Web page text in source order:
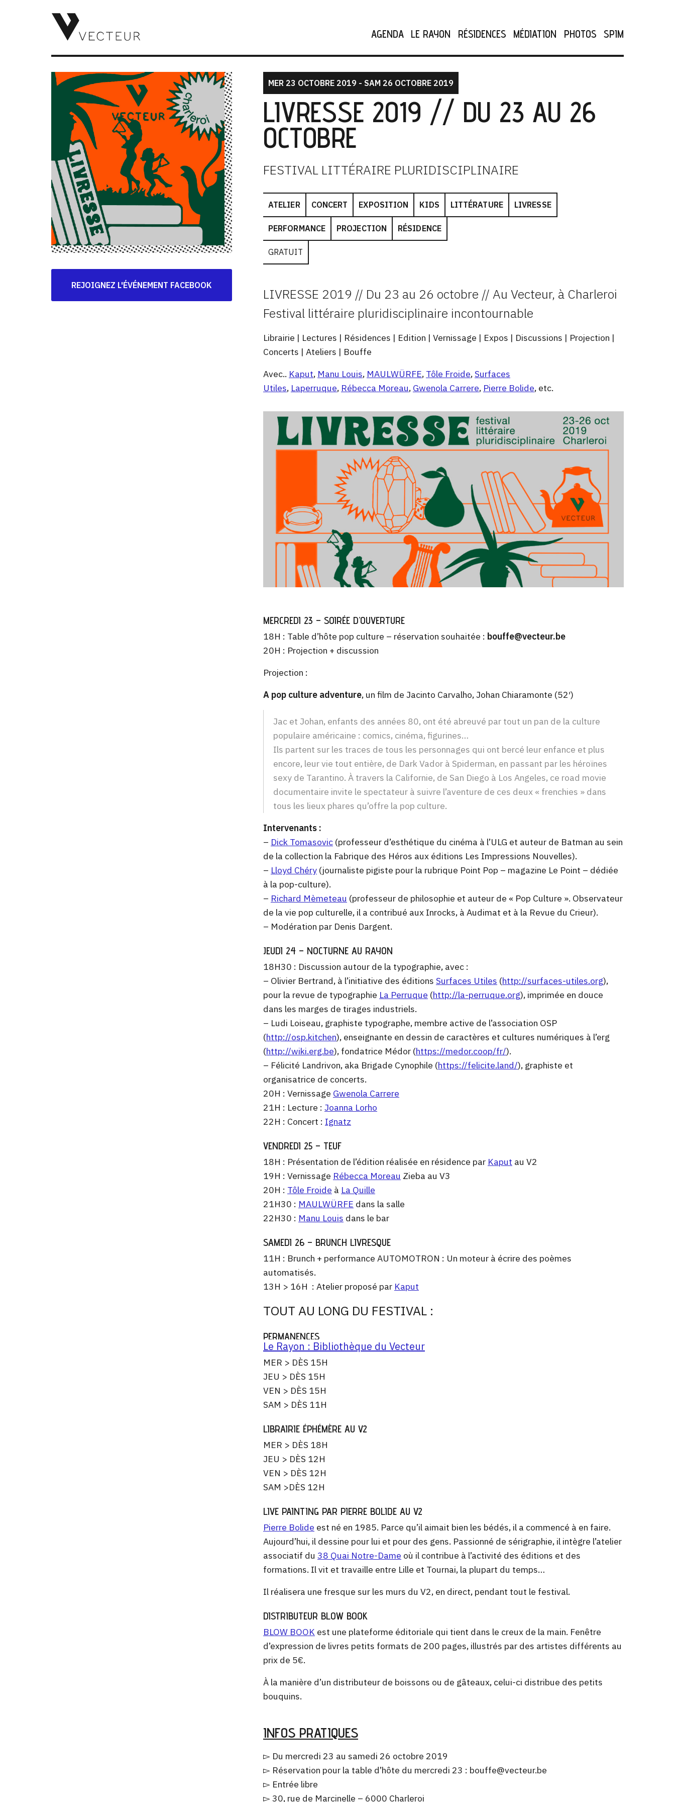
AGENDA LE RAYON RÉSIDENCES MÉDIATION PHOTOS SPIM
REJOIGNEZ L'ÉVÉNEMENT FACEBOOK
MER 23 OCTOBRE 2019 - SAM 26 OCTOBRE 2019
LIVRESSE 2019 // DU 23 AU 26
OCTOBRE
FESTIVAL LITTÉRAIRE PLURIDISCIPLINAIRE
ATELIER CONCERT EXPOSITION KIDS LITTÉRATURE LIVRESSE
PERFORMANCE PROJECTION RÉSIDENCE
GRATUIT
LIVRESSE 2019 // Du 23 au 26 octobre // Au Vecteur, à Charleroi
Festival littéraire pluridisciplinaire incontournable
Librairie | Lectures | Résidences | Edition | Vernissage | Expos | Discussions | Projection |
Concerts | Ateliers | Bouffe
Avec.. Kaput, Manu Louis, MAULWÜRFE, Tôle Froide, Surfaces
Utiles, Laperruque, Rébecca Moreau, Gwenola Carrere, Pierre Bolide, etc.
MERCREDI 23 – SOIRÉE D’OUVERTURE
18H : Table d’hôte pop culture – réservation souhaitée : bouffe@vecteur.be
20H : Projection + discussion
Projection :
A pop culture adventure, un film de Jacinto Carvalho, Johan Chiaramonte (52′)
Jac et Johan, enfants des années 80, ont été abreuvé par tout un pan de la culture
populaire américaine : comics, cinéma, figurines…
Ils partent sur les traces de tous les personnages qui ont bercé leur enfance et plus
encore, leur vie tout entière, de Dark Vador à Spiderman, en passant par les héroïnes
sexy de Tarantino. À travers la Californie, de San Diego à Los Angeles, ce road movie
documentaire invite le spectateur à suivre l’aventure de ces deux « frenchies » dans
tous les lieux phares qu’offre la pop culture.
Intervenants :
– Dick Tomasovic(professeur d’esthétique du cinéma à l’ULG et auteur de Batman au sein
de la collection la Fabrique des Héros aux éditions Les Impressions Nouvelles).
– Lloyd Chéry(journaliste pigiste pour la rubrique Point Pop – magazine Le Point – dédiée
à la pop-culture).
– Richard Mèmeteau (professeur de philosophie et auteur de « Pop Culture ». Observateur
de la vie pop culturelle, il a contribué aux Inrocks, à Audimat et à la Revue du Crieur).
– Modération par Denis Dargent.
JEUDI 24 – NOCTURNE AU RAYON
18H30 : Discussion autour de la typographie, avec :
– Olivier Bertrand, à l’initiative des éditions Surfaces Utiles (http://surfaces-utiles.org),
pour la revue de typographie La Perruque (http://la-perruque.org), imprimée en douce
dans les marges de tirages industriels.
– Ludi Loiseau, graphiste typographe, membre active de l’association OSP
(http://osp.kitchen), enseignante en dessin de caractères et cultures numériques à l’erg
(http://wiki.erg.be), fondatrice Médor (https://medor.coop/fr/).
– Félicité Landrivon, aka Brigade Cynophile (https://felicite.land/), graphiste et
organisatrice de concerts.
20H : Vernissage Gwenola Carrere
21H : Lecture : Joanna Lorho
22H : Concert : Ignatz
VENDREDI 25 – TEUF
18H : Présentation de l’édition réalisée en résidence par Kaput au V2
19H : Vernissage Rébecca Moreau Zieba au V3
20H : Tôle Froide à La Quille
21H30 : MAULWÜRFE dans la salle
22H30 : Manu Louis dans le bar
SAMEDI 26 – BRUNCH LIVRESQUE
11H : Brunch + performance AUTOMOTRON : Un moteur à écrire des poèmes
automatisés.
13H > 16H : Atelier proposé par Kaput
TOUT AU LONG DU FESTIVAL :
PERMANENCES
Le Rayon : Bibliothèque du Vecteur
MER > DÈS 15H
JEU > DÈS 15H
VEN > DÈS 15H
SAM > DÈS 11H
LIBRAIRIE ÉPHÉMÈRE AU V2
MER > DÈS 18H
JEU > DÈS 12H
VEN > DÈS 12H
SAM >DÈS 12H
LIVE PAINTING PAR PIERRE BOLIDE AU V2
Pierre Bolide est né en 1985. Parce qu’il aimait bien les bédés, il a commencé à en faire.
Aujourd’hui, il dessine pour lui et pour des gens. Passionné de sérigraphie, il intègre l’atelier
associatif du 38 Quai Notre-Dame où il contribue à l’activité des éditions et des
formations. Il vit et travaille entre Lille et Tournai, la plupart du temps…
Il réalisera une fresque sur les murs du V2, en direct, pendant tout le festival.
DISTRIBUTEUR BLOW BOOK
BLOW BOOK est une plateforme éditoriale qui tient dans le creux de la main. Fenêtre
d’expression de livres petits formats de 200 pages, illustrés par des artistes différents au
prix de 5€.
À la manière d’un distributeur de boissons ou de gâteaux, celui-ci distribue des petits
bouquins.
INFOS PRATIQUES
▻ Du mercredi 23 au samedi 26 octobre 2019
▻ Réservation pour la table d’hôte du mercredi 23 : bouffe@vecteur.be
▻ Entrée libre
▻ 30, rue de Marcinelle – 6000 Charleroi